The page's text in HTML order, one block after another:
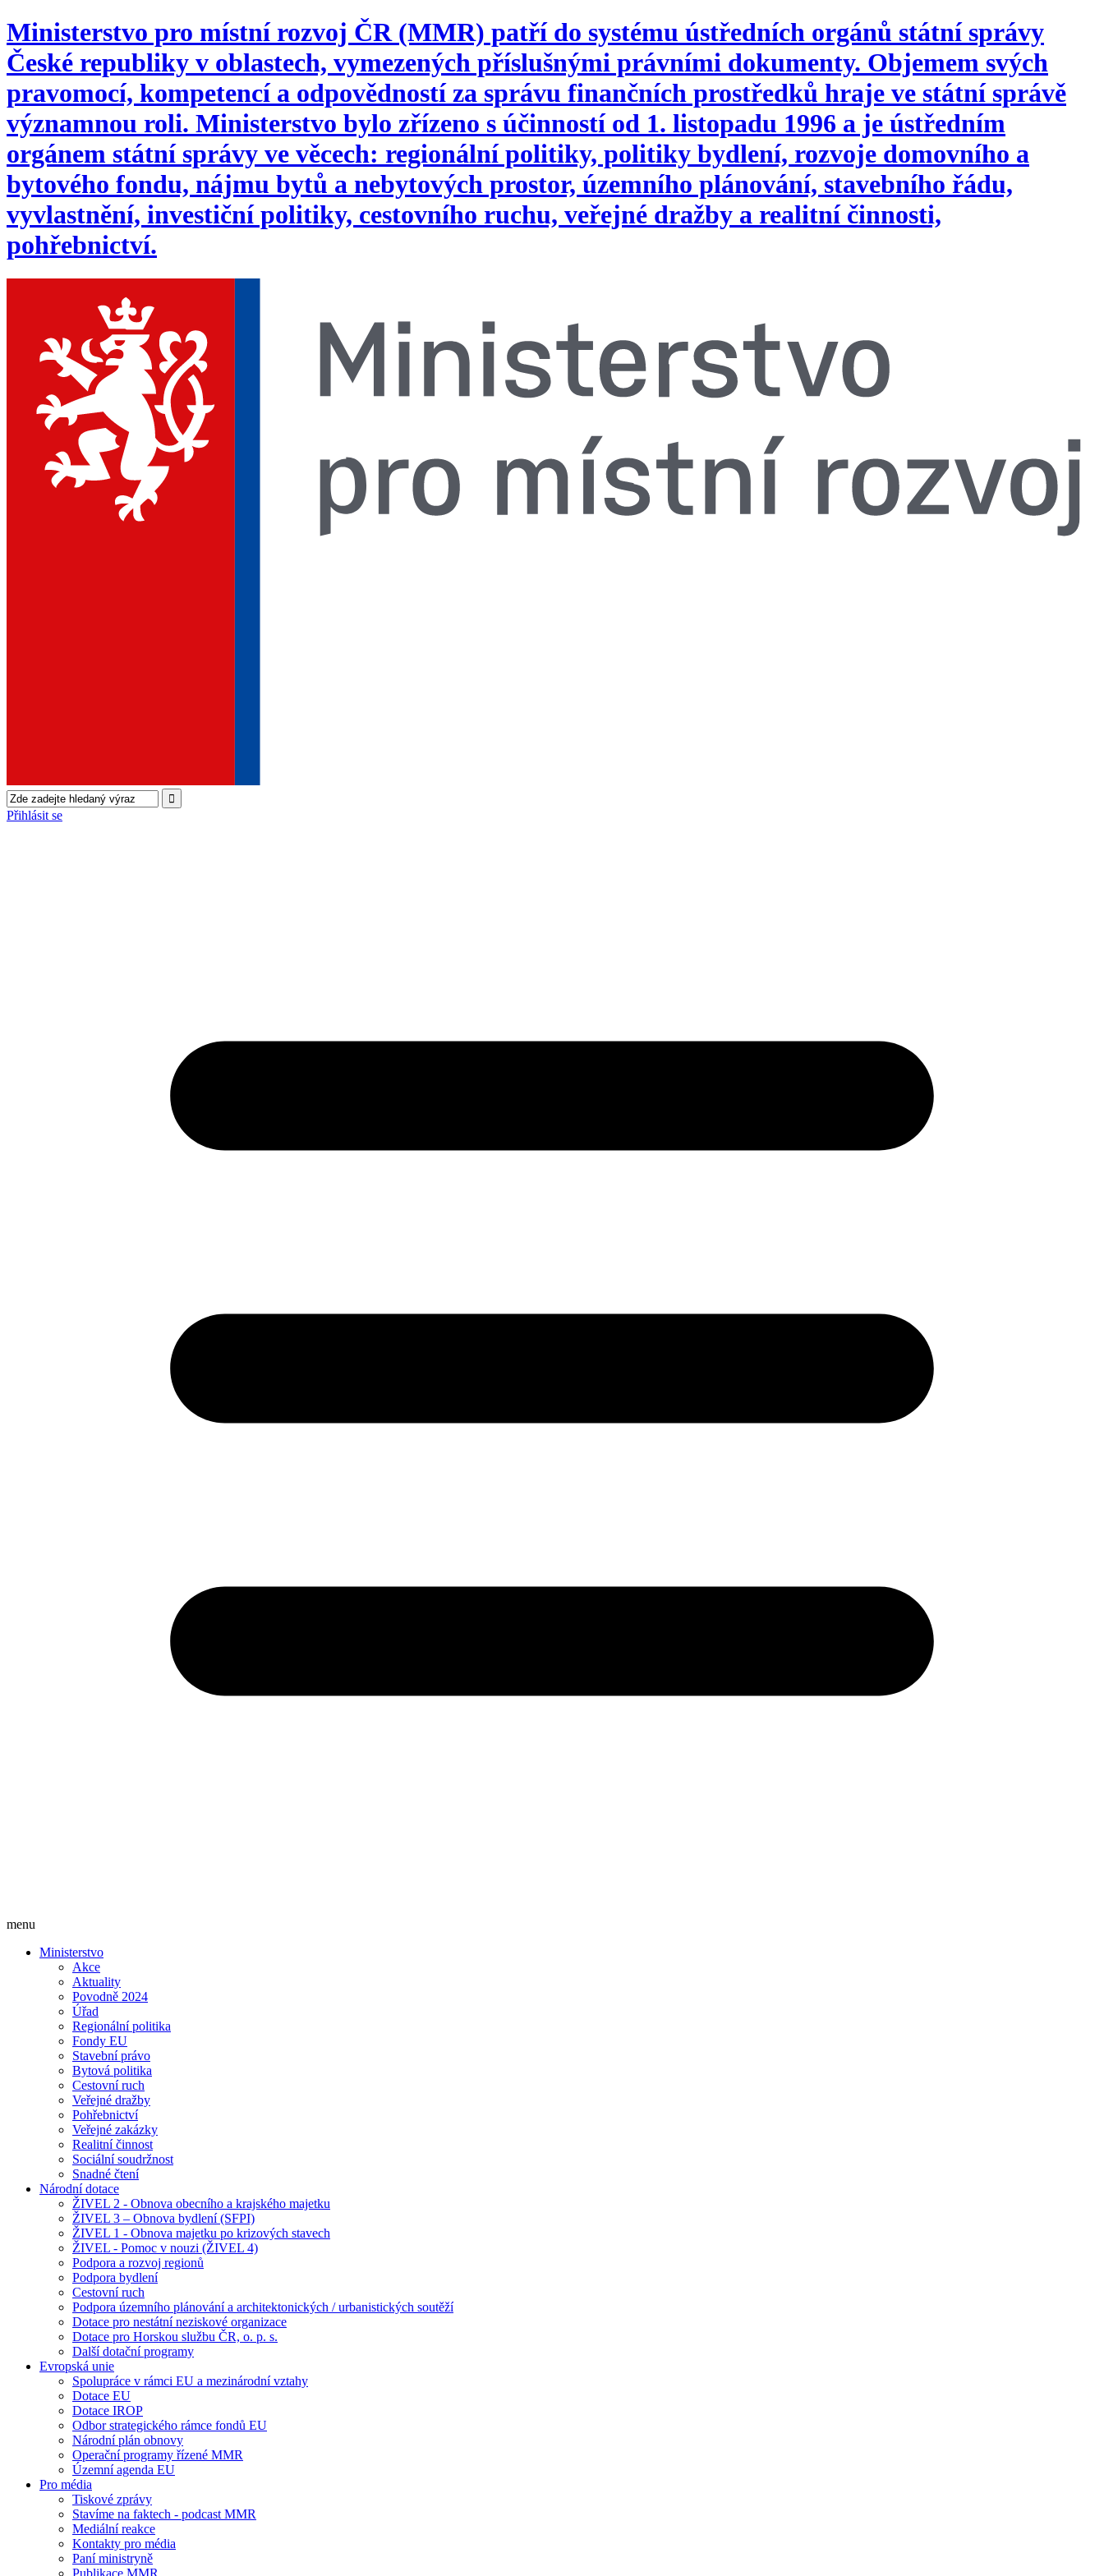
Ministerstvo pro místní rozvoj ČR (MMR) patří do systému ústředních orgánů státní správy
České republiky v oblastech, vymezených příslušnými právními dokumenty. Objemem svých
pravomocí, kompetencí a odpovědností za správu finančních prostředků hraje ve státní správě
významnou roli. Ministerstvo bylo zřízeno s účinností od 1. listopadu 1996 a je ústředním
orgánem státní správy ve věcech: regionální politiky, politiky bydlení, rozvoje domovního a
bytového fondu, nájmu bytů a nebytových prostor, územního plánování, stavebního řádu,
vyvlastnění, investiční politiky, cestovního ruchu, veřejné dražby a realitní činnosti,
pohřebnictví.
Přihlásit se
menu
Ministerstvo
Akce
Aktuality
Povodně 2024
Úřad
Regionální politika
Fondy EU
Stavební právo
Bytová politika
Cestovní ruch
Veřejné dražby
Pohřebnictví
Veřejné zakázky
Realitní činnost
Sociální soudržnost
Snadné čtení
Národní dotace
ŽIVEL 2 - Obnova obecního a krajského majetku
ŽIVEL 3 – Obnova bydlení (SFPI)
ŽIVEL 1 - Obnova majetku po krizových stavech
ŽIVEL - Pomoc v nouzi (ŽIVEL 4)
Podpora a rozvoj regionů
Podpora bydlení
Cestovní ruch
Podpora územního plánování a architektonických / urbanistických soutěží
Dotace pro nestátní neziskové organizace
Dotace pro Horskou službu ČR, o. p. s.
Další dotační programy
Evropská unie
Spolupráce v rámci EU a mezinárodní vztahy
Dotace EU
Dotace IROP
Odbor strategického rámce fondů EU
Národní plán obnovy
Operační programy řízené MMR
Územní agenda EU
Pro média
Tiskové zprávy
Stavíme na faktech - podcast MMR
Mediální reakce
Kontakty pro média
Paní ministryně
Publikace MMR